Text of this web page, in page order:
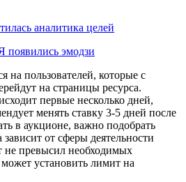
аналитика целей
появились эмодзи
на пользователей, которые с
на страницы ресурса.
первые несколько дней,
менять ставку 3-5 дней после
в аукционе, важно подобрать
от сферы деятельности
превысил необходимых
установить лимит на